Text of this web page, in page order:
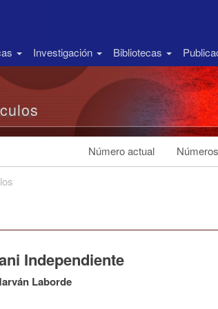
Investigación Bibliotecas
Número actual
Independiente
Laborde